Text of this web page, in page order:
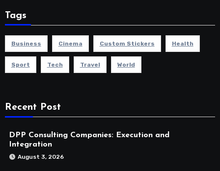
Tags
Business Cinema Custom Stickers Health
Sport Tech Travel World
Recent Post
DPP Consulting Companies: Execution and
Integration
August 3, 2026